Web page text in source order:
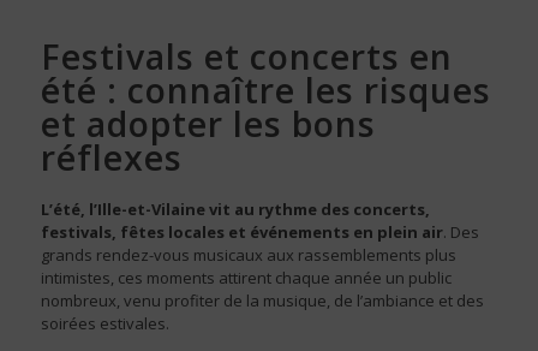
Festivals et concerts en
été : connaître les risques
et adopter les bons
réflexes
L’été, l’Ille-et-Vilaine vit au rythme des concerts,
festivals, fêtes locales et événements en plein air. Des
grands rendez-vous musicaux aux rassemblements plus
intimistes, ces moments attirent chaque année un public
nombreux, venu profiter de la musique, de l’ambiance et des
soirées estivales.